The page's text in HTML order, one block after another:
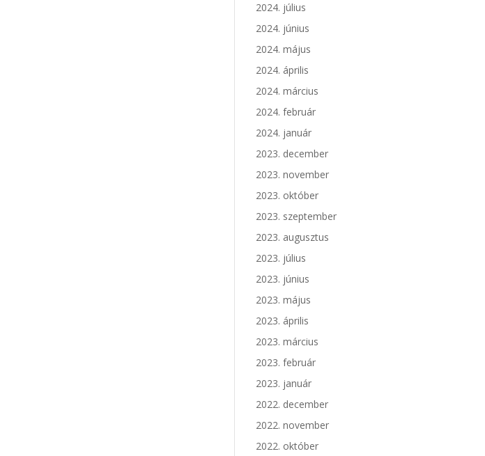
2024. július
2024. június
2024. május
2024. április
2024. március
2024. február
2024. január
2023. december
2023. november
2023. október
2023. szeptember
2023. augusztus
2023. július
2023. június
2023. május
2023. április
2023. március
2023. február
2023. január
2022. december
2022. november
2022. október